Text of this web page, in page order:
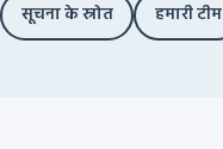
सूचना के स्रोत
हमारी टीम